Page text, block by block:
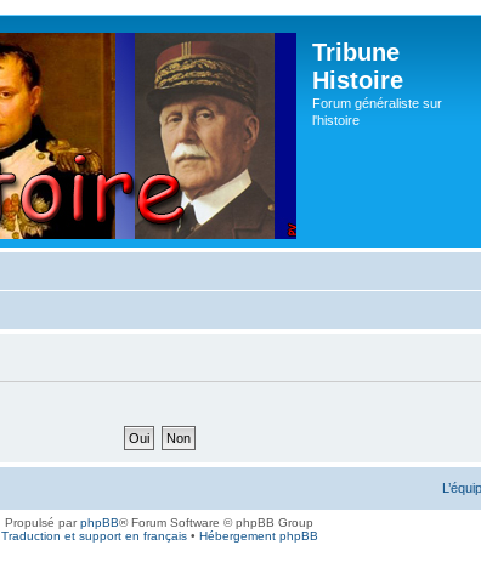
Tribune
Histoire
Forum généraliste sur
l'histoire
Propulsé parphpBB® Forum Software © phpBB Group
Traduction et support en français• Hébergement phpBB